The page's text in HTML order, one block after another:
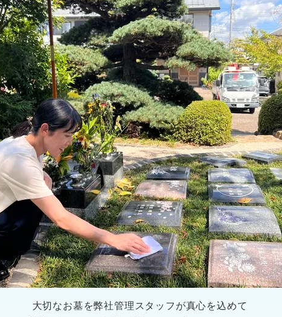
大切なお墓を弊社管理スタッフが真心を込めて